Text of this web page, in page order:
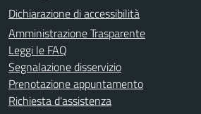
Dichiarazione di accessibilità
Amministrazione Trasparente
Leggi le FAQ
Segnalazione disservizio
Prenotazione appuntamento
Richiesta d'assistenza